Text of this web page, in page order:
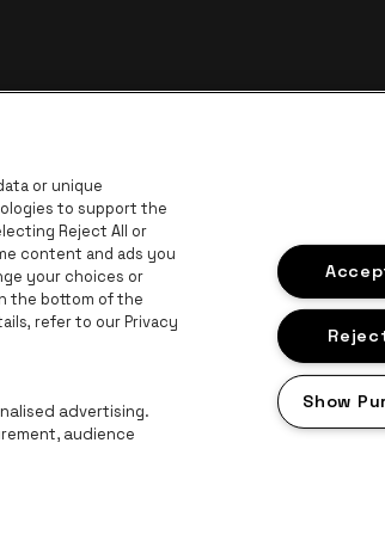
Europcar
Ga naar de website van Voka Limburg
Ga naar de website van
Pommery
van Het logo van Jameson in offwhite
Ga naar de website van Het logo
Ga naar
Ga naar de website van Lotto
or unique
to support the
Reject All or
content and ads you
your choices or
the bottom of the
refer to our Privacy
advertising.
audience
Show